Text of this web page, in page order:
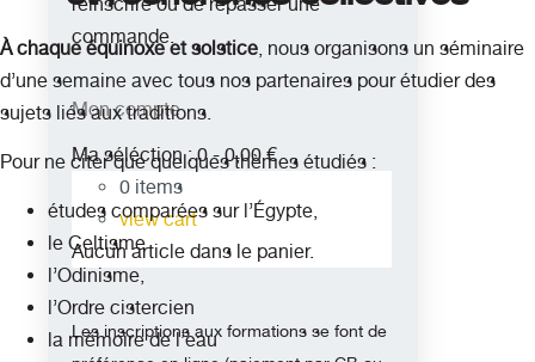
commande.
Mon compte
Ma séléction :0-0,00€
0 items
view cart
Aucun article dans le panier.
Les inscriptions aux formations se font de
À chaque équinoxe et solstice , nous organisons un séminaire
d’une semaine avec tous nos partenaires pour étudier des
sujets liés aux traditions.
Pour ne citer que quelques thèmes étudiés :
études comparées sur l’Égypte,
le Celtisme
l’Odinisme,
l’Ordre cistercien
la mémoire de l’eau